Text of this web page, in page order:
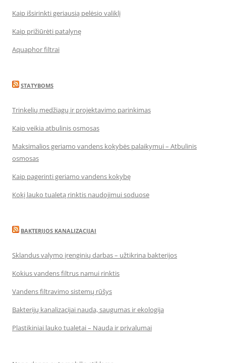
Kaip išsirinkti geriausią pelėsio valiklį
Kaip prižiūrėti patalynę
Aquaphor filtrai
STATYBOMS
Trinkelių medžiagų ir projektavimo parinkimas
Kaip veikia atbulinis osmosas
Maksimalios geriamo vandens kokybės palaikymui – Atbulinis
osmosas
Kaip pagerinti geriamo vandens kokybę
Kokį lauko tualetą rinktis naudojimui soduose
BAKTERIJOS KANALIZACIJAI
Sklandus valymo įrenginių darbas – užtikrina bakterijos
Kokius vandens filtrus namui rinktis
Vandens filtravimo sistemų rūšys
Bakterijų kanalizacijai nauda, saugumas ir ekologija
Plastikiniai lauko tualetai – Nauda ir privalumai